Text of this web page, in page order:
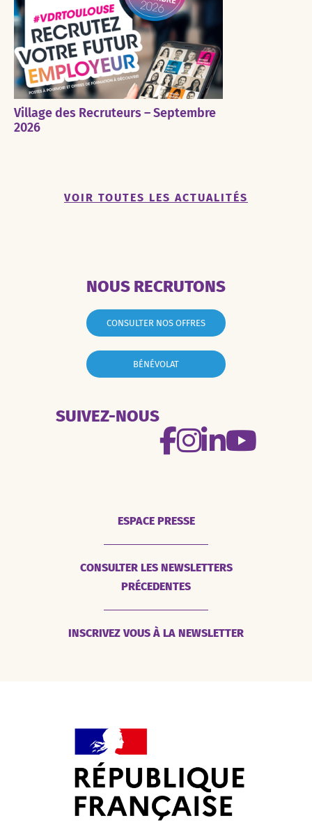
Village des Recruteurs – Septembre
2026
VOIR TOUTES LES ACTUALITÉS
NOUS RECRUTONS
CONSULTER NOS OFFRES
BÉNÉVOLAT
SUIVEZ-NOUS
ESPACE PRESSE
CONSULTER LES NEWSLETTERS
PRÉCEDENTES
INSCRIVEZ VOUS À LA NEWSLETTER